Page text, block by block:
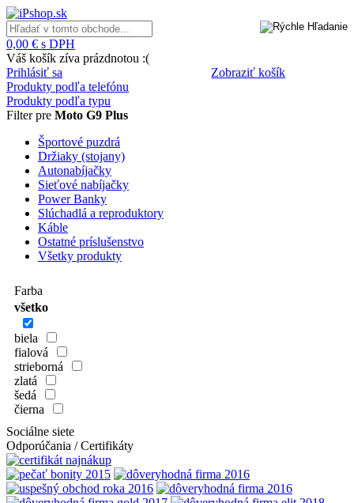
0,00 € s DPH
Váš košík zíva prázdnotou :(
Zobraziť košík
Prihlásiť sa
Produkty podľa telefónu
Produkty podľa typu
Filter pre Moto G9 Plus
Športové puzdrá
Držiaky (stojany)
Autonabíjačky
Sieťové nabíjačky
Power Banky
Slúchadlá a reproduktory
Káble
Ostatné príslušenstvo
Všetky produkty
Farba
všetko
biela
fialová
strieborná
zlatá
šedá
čierna
Sociálne siete
Odporúčania / Certifikáty